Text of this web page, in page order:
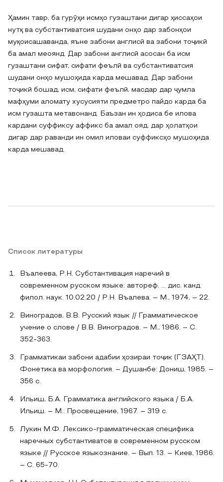
Ҳамин тавр, ба гурӯҳи исмҳо гузаштани дигар ҳиссаҳои
нутқ ва субстантиватсия шудани онҳо дар забонҳои
муқоисашаванда, яъне забони англисӣ ва забони тоҷикӣ
ба амал меоянд. Дар забони англисӣ асосан ба исм
гузаштани сифат, сифати феълӣ ва субстантиватсия
шудани онҳо мушоҳида карда мешавад. Дар забони
тоҷикӣ бошад, исм, сифати феълӣ, масдар дар ҷумла
мафҳуми аломату хусусияти предметро пайдо карда ба
исм гузашта метавонанд. Баъзан ин ҳодиса бе илова
кардани суффиксу аффикс ба амал ояд, дар ҳолатҳои
дигар дар раванди ин омил иловаи суффиксҳо мушоҳида
карда мешавад.
Список литературы
Въалеева, Р.Н. Субстантивация наречий в
современном русском языке: автореф. … дис. канд.
филол. наук. 10.02.20 / Р.Н. Въалева. – М., 1974, – 22.
Виноградов, В.В. Русский язык // Грамматическое
учение о слове / В.В. Виноградов. – М., 1986. – С.
352-363.
Грамматикаи забони адабии ҳозираи тоҷик (ГЗАҲТ).
Фонетика ва морфология. – Душанбе: Дониш, 1985. –
356 с.
Ильиш, Б.А. Грамматика английского языка / Б.А.
Ильиш. – М.: Просвещение, 1967. – 319 с.
Лукин М.Ф. Лексико-грамматическая специфика
наречных субстантиватов в современном русском
языке // Русское языкознание. – Вып. 13. – Киев, 1986.
– С. 65-70.